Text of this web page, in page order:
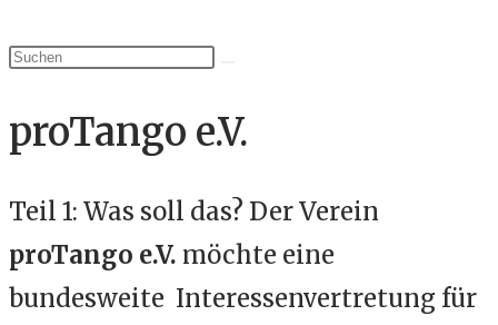
proTango e.V.
Teil 1: Was soll das? Der Verein
proTango e.V. möchte eine
bundesweite Interessenvertretung für